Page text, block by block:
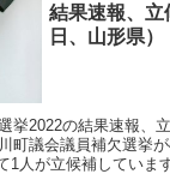
結果速報、立
日、山形県
挙2022の結果速報、
町議会議員補欠選挙
1人が立候補していま